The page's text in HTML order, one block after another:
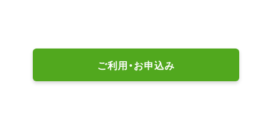
ご利用・お申込み